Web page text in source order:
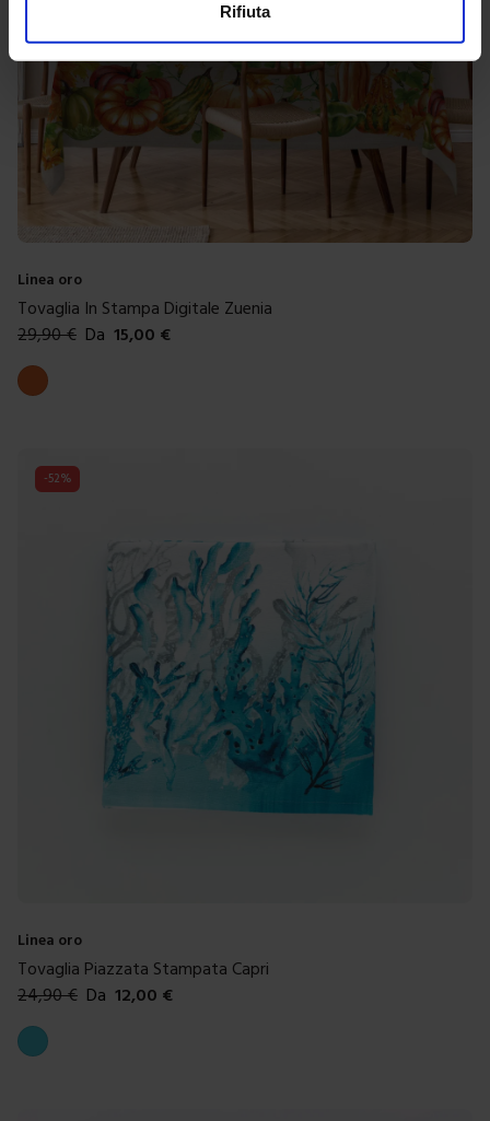
Rifiuta
Linea oro
Tovaglia In Stampa Digitale Zuenia
29,90€ Da 15,00 €
Colori disponibili
Arancione
-52%
Linea oro
Tovaglia Piazzata Stampata Capri
24,90€ Da 12,00 €
Colori disponibili
Azzurro